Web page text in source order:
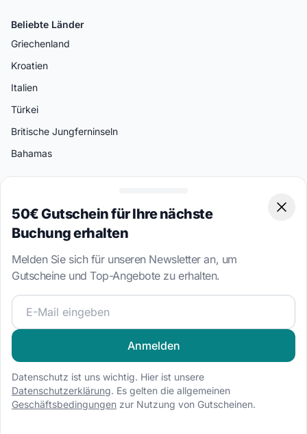
Beliebte Länder
Griechenland
Kroatien
Italien
Türkei
Britische Jungferninseln
Bahamas
Split
Athen
Miami
Palermo
Bodrum
Amalfi
Bootstypen
Segelboot Charter
Katamaran Charter
50€ Gutschein für Ihre nächste
Buchung erhalten
Melden Sie sich für unseren Newsletter an, um
Gutscheine und Top-Angebote zu erhalten.
Werden Sie Teil unserer Segelcommunity und erhalten
Anmelden
Datenschutz ist uns wichtig. Hier ist unsere
Datenschutzerklärung. Es gelten die allgemeinen
Geschäftsbedingungen zur Nutzung von Gutscheinen.